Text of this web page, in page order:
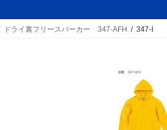
ドライ裏フリースパーカー 347-AFH 347-I